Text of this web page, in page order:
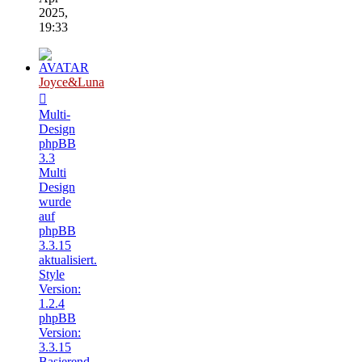
2025,
19:33
Joyce&Luna
Multi-
Design
phpBB
3.3
Multi
Design
wurde
auf
phpBB
3.3.15
aktualisiert.
Style
Version:
1.2.4
phpBB
Version:
3.3.15